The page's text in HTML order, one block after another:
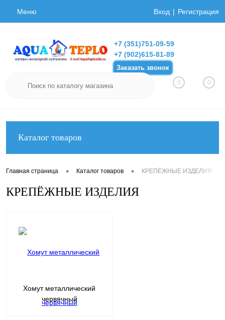
Меню Вход Регистрация
+7 (351)751-09-59
+7 (902)615-81-89
Заказать звонок
0 0
Каталог товаров
Главная страница • Каталог товаров • КРЕПЁЖНЫЕ ИЗДЕЛИЯ
КРЕПЁЖНЫЕ ИЗДЕЛИЯ
Хомут металлический
червячный